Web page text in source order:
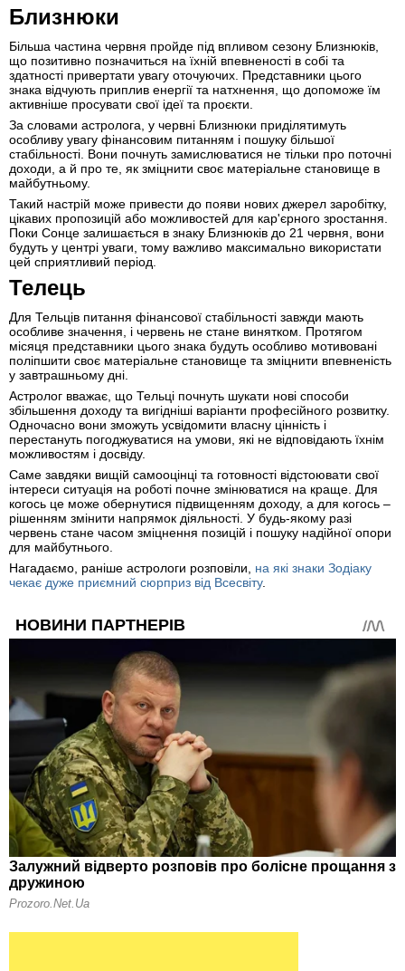
Близнюки
Більша частина червня пройде під впливом сезону Близнюків,
що позитивно позначиться на їхній впевненості в собі та
здатності привертати увагу оточуючих. Представники цього
знака відчують приплив енергії та натхнення, що допоможе їм
активніше просувати свої ідеї та проєкти.
За словами астролога, у червні Близнюки приділятимуть
особливу увагу фінансовим питанням і пошуку більшої
стабільності. Вони почнуть замислюватися не тільки про поточні
доходи, а й про те, як зміцнити своє матеріальне становище в
майбутньому.
Такий настрій може привести до появи нових джерел заробітку,
цікавих пропозицій або можливостей для кар'єрного зростання.
Поки Сонце залишається в знаку Близнюків до 21 червня, вони
будуть у центрі уваги, тому важливо максимально використати
цей сприятливий період.
Телець
Для Тельців питання фінансової стабільності завжди мають
особливе значення, і червень не стане винятком. Протягом
місяця представники цього знака будуть особливо мотивовані
поліпшити своє матеріальне становище та зміцнити впевненість
у завтрашньому дні.
Астролог вважає, що Тельці почнуть шукати нові способи
збільшення доходу та вигідніші варіанти професійного розвитку.
Одночасно вони зможуть усвідомити власну цінність і
перестануть погоджуватися на умови, які не відповідають їхнім
можливостям і досвіду.
Саме завдяки вищій самооцінці та готовності відстоювати свої
інтереси ситуація на роботі почне змінюватися на краще. Для
когось це може обернутися підвищенням доходу, а для когось –
рішенням змінити напрямок діяльності. У будь-якому разі
червень стане часом зміцнення позицій і пошуку надійної опори
для майбутнього.
Нагадаємо, раніше астрологи розповіли, на які знаки Зодіаку
чекає дуже приємний сюрприз від Всесвіту.